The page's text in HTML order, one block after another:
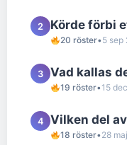
2 Körde förbi
20 röster•5 sep
3 Vad kallas
19 röster•15
4 Vilken del
18 röster•28